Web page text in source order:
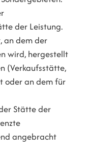
der Leistung.
an dem der
wird, hergestellt
(Verkaufsstätte,
oder an dem für
Stätte der
angebracht